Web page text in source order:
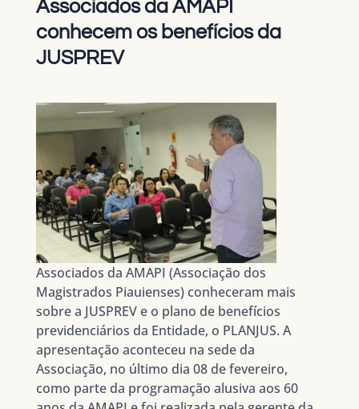
Associados da AMAPI
conhecem os benefícios da
JUSPREV
Associados da AMAPI (Associação dos
Magistrados Piauienses) conheceram mais
sobre a JUSPREV e o plano de benefícios
previdenciários da Entidade, o PLANJUS. A
apresentação aconteceu na sede da
Associação, no último dia 08 de fevereiro,
como parte da programação alusiva aos 60